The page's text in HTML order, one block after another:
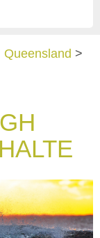
Queensland >